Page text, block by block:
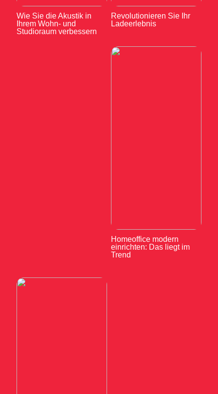
Wie Sie die Akustik in
Ihrem Wohn- und
Studioraum verbessern
Revolutionieren Sie Ihr
Ladeerlebnis
Homeoffice modern
einrichten: Das liegt im
Trend